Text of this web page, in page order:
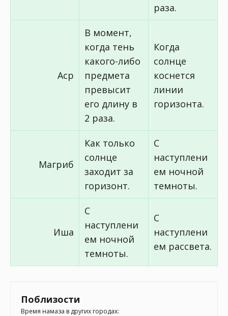
раза.
Аср
В момент,
когда тень
какого-либо
предмета
превысит
его длину в
2 раза.
Когда
солнце
коснется
линии
горизонта.
Магриб
Как только
солнце
заходит за
горизонт.
С
наступлени
ем ночной
темноты.
Иша
С
наступлени
ем ночной
темноты.
С
наступлени
ем рассвета.
Поблизости
Время намаза в других городах: